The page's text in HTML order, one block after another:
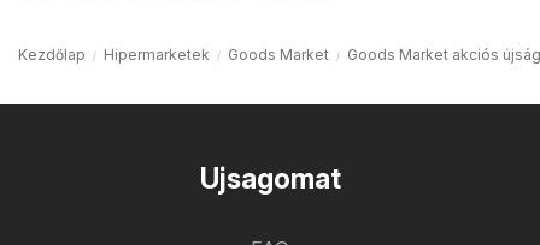
Kezdőlap Hipermarketek Goods Market Goods Market akciós újság
Ujsagomat